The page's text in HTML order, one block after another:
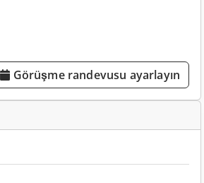
Görüşme randevusu ayarlayın